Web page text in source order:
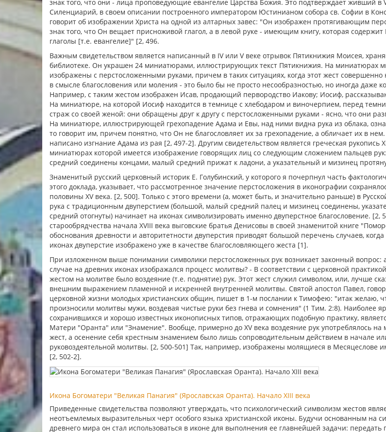
знак того, что они - лица проповедующие евангелие Царства Божия. Это подтверждает живший в
Силенциарий, в своем описании построенного императором Юстинианом собора св. Софии в
говорит об изображении Христа на одной из алтарных завес: "Он изображен протягивающим
знак того, что Он вещает присноживой глагол, а в левой руке - имеющим книгу, которая
глаголы [т.е. евангелие]" [2, 496.
Важным свидетельством является написанный в IV или V веке отрывок Пятикнижия Моисея,
библиотеке. Он украшен 24 миниатюрами, иллюстрирующих текст Пятикнижия. На миниатюрах
изображены с перстосложенными руками, причем в таких ситуациях, когда этот жест
в смысле благословения или моления - это было бы не просто несообразностью, но иногда даже
Например, с таким жестом изображен Исав, продающий первородство Иакову; Иосиф,
На миниатюре, на которой Иосиф находится в темнице с хлебодаром и виночерпием, перед
страж со своей женой: они обращены друг к другу с перстосложенными руками - ясно, что они
На миниатюре, иллюстрирующей грехопадение Адама и Евы, над ними видна рука из облака,
то говорит им, причем понятно, что Он не благословляет их за грехопадение, а обличает их в
написано изгнание Адама из рая [2, 497-2]. Другим свидетельством является греческая рукопись
миниатюрах которой имеется изображение говорящих лиц со следующим сложением пальцев
средний соединены концами, малый средний прижат к ладони, а указательный и мизинец
Знаменитый русский церковный историк Е. Голубинский, у которого я почерпнул часть
этого доклада, указывает, что рассмотренное значение перстосложения в иконографии
половины XV века. [2, 500]. Только с этого времени (а, может быть, и значительно раньше) в
рука с традиционным двуперстием (большой, малый средний палец и мизинец соединены,
средний отогнуты) начинает на иконах символизировать именно двуперстное благословение. [2,
старообрядчества начала XVIII века выговские братья Денисовы в своей знаменитой книге
обоснования древности и авторитетности двуперстия приводят большой перечень случаев,
иконах двуперстие изображено уже в качестве благословляющего жеста [1].
При изложенном выше понимании символики перстосложенных рук возникает законный вопрос:
случае на древних иконах изображался процесс молитвы? - В соответствии с церковной
жестом на молитве было воздеяние (т.е. поднятие) рук. Этот жест служил символом, или, лучше
внешним выражением пламенной и искренней внутренней молитвы. Святой апостол Павел,
церковной жизни молодых христианских общин, пишет в 1-м послании к Тимофею: "итак желаю,
произносили молитвы мужи, воздевая чистые руки без гнева и сомнения" (1 Тим. 2:8). Наиболее
сохранившихся и хорошо известных иконописных типов, отражающих подобную практику,
Матери "Оранта" или "Знамение". Вообще, примерно до XV века воздеяние рук употреблялось на
жест, а осенение себя крестным знамением было лишь сопроводительным действием в начале
руковоздеятельной молитвы. [2, 500-501] Так, например, изображены молящиеся в Месяцеслове
[2, 502-2].
Икона Богоматери "Великая Панагия" (Ярославская Оранта). Начало XIII века
Приведенные свидетельства позволяют утверждать, что психологический символизм жестов
неотъемлемых выразительных черт особого языка христианской иконы. Будучи основанным на
древнего мира он стал использоваться в иконе для выполнения ее главнейшей задачи: передать